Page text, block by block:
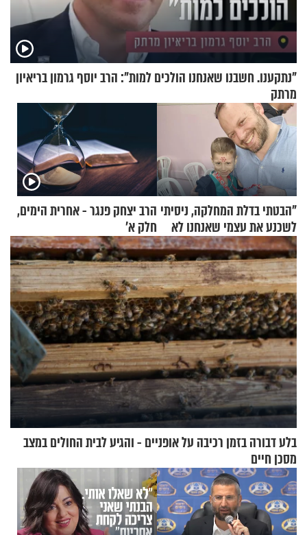
"נתקענו. חשבנו שאנחנו הולכים למות": הרב יוסף גרמון בריאיון
מרתק
"הבטתי בדלת המחלקה, ניסיתי
לשכנע את עצמי שאנחנו לא
שייכים לשם"
הרב יצחק פנגר - אחרית הימים,
חלק א’
בלע דבורה בזמן רכיבה על אופניים - והגיע לבית החולים במצב
מסכן חיים